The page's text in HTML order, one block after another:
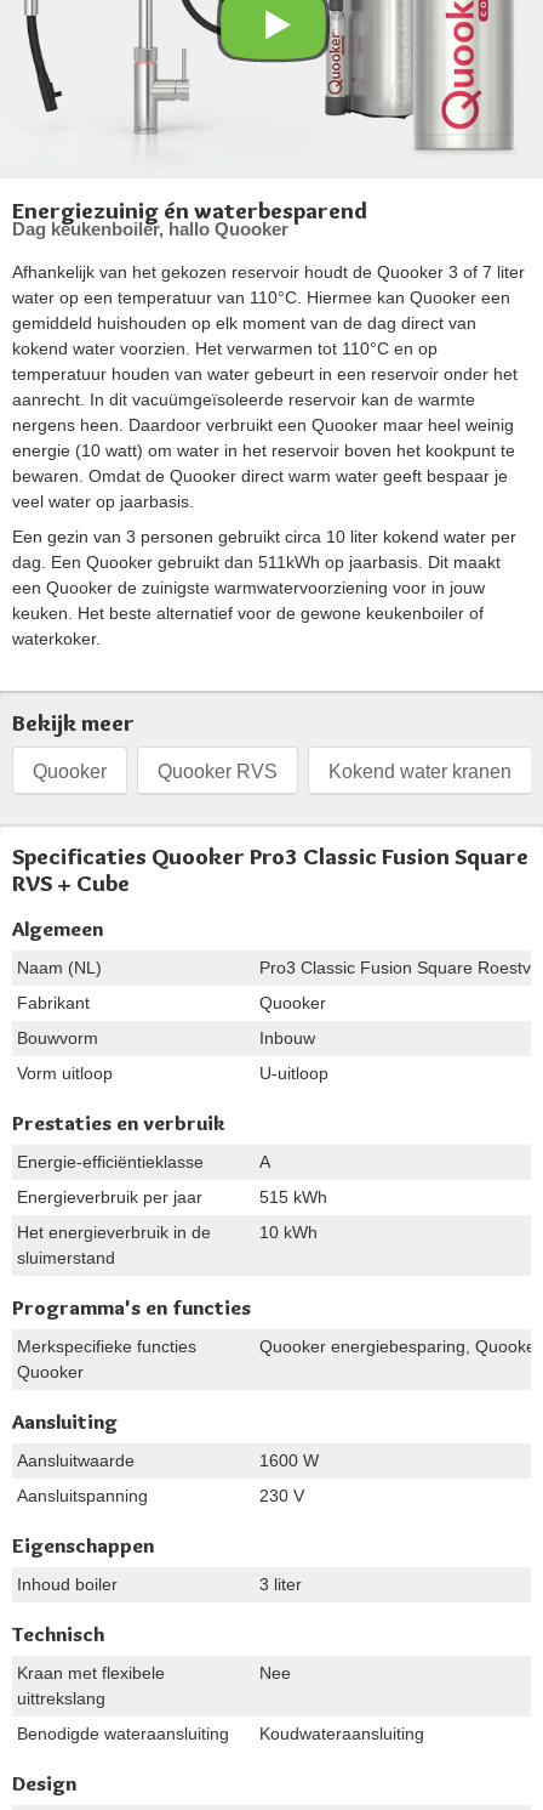
Energiezuinig én waterbesparend
Dag keukenboiler, hallo Quooker
Afhankelijk van het gekozen reservoir houdt de Quooker 3 of 7 liter
water op een temperatuur van 110°C. Hiermee kan Quooker een
gemiddeld huishouden op elk moment van de dag direct van
kokend water voorzien. Het verwarmen tot 110°C en op
temperatuur houden van water gebeurt in een reservoir onder het
aanrecht. In dit vacuümgeïsoleerde reservoir kan de warmte
nergens heen. Daardoor verbruikt een Quooker maar heel weinig
energie (10 watt) om water in het reservoir boven het kookpunt te
bewaren. Omdat de Quooker direct warm water geeft bespaar je
veel water op jaarbasis.
Een gezin van 3 personen gebruikt circa 10 liter kokend water per
dag. Een Quooker gebruikt dan 511kWh op jaarbasis. Dit maakt
een Quooker de zuinigste warmwatervoorziening voor in jouw
keuken. Het beste alternatief voor de gewone keukenboiler of
waterkoker.
Bekijk meer
Quooker Quooker RVS Kokend water kranen
Specificaties Quooker Pro3 Classic Fusion Square
RVS + Cube
Algemeen
Naam (NL)
Pro3 Classic Fusion Square
Fabrikant
Quooker
Bouwvorm
Inbouw
Vorm uitloop
U-uitloop
Prestaties en verbruik
Energie-efficiëntieklasse
A
Energieverbruik per jaar
515 kWh
Het energieverbruik in de
sluimerstand
10 kWh
Programma's en functies
Merkspecifieke functies
Quooker
Quooker energiebesparing,
Aansluiting
Aansluitwaarde
1600 W
Aansluitspanning
230 V
Eigenschappen
Inhoud boiler 3 liter
Technisch
Kraan met flexibele
uittrekslang
Nee
Benodigde wateraansluiting Koudwateraansluiting
Design